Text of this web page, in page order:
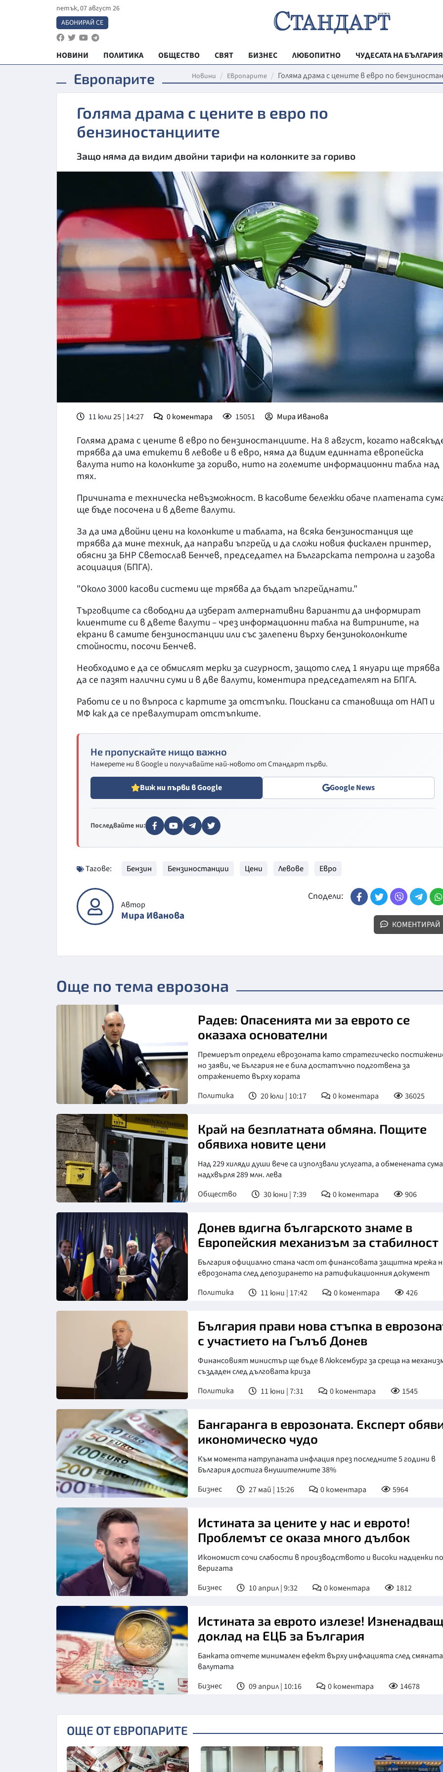
петък, 07 август 26
АБОНИРАЙ СЕ
НОВИНИ ПОЛИТИКА ОБЩЕСТВО СВЯТ БИЗНЕС ЛЮБОПИТНО
ЧУДЕСАТА НА БЪЛГАРИЯ
РЕГИОНАЛНИ
ВЕСТНИК
ТЕХНОЛОГИИ
ДА! НА
КУЛТУРА
ПРАВОСЪДИЕ
КРИМИ
ВОЙНАТА В
Европарите Новини Европарите Голяма драма с цените в евро по
Голяма драма с цените в евро по
бензиностанциите
Защо няма да видим двойни тарифи на колонките за гориво
11 юли 25 | 14:27 0коментара 15051 Мира Иванова
Голяма драма с цените в евро по бензиностанциите. На 8 август, когато
трябва да има етикети в левове и в евро, няма да видим единната европейска
валута нито на колонките за гориво, нито на големите информационни табла над
тях.
Причината е техническа невъзможност. В касовите бележки обаче платената
ще бъде посочена и в двете валути.
За да има двойни цени на колонките и таблата, на всяка бензиностанция ще
трябва да мине техник, да направи ъпгрейд и да сложи новия фискален принтер,
обясни за БНР Светослав Бенчев, председател на Българската петролна и газова
асоциация (БПГА).
"Около 3000 касови системи ще трябва да бъдат ъпгрейднати."
Търговците са свободни да изберат алтернативни варианти да информират
клиентите си в двете валути – чрез информационни табла на витрините, на
екрани в самите бензиностанции или със залепени върху бензиноколонките
стойности, посочи Бенчев.
Необходимо е да се обмислят мерки за сигурност, защото след 1 януари ще трябва
да се пазят налични суми и в две валути, коментира председателят на БПГА.
Работи се и по въпроса с картите за отстъпки. Поискани са становища от НАП и
МФ как да се превалутират отстъпките.
Не пропускайте нищо важно
Намерете ни в Google и получавайте най-новото от Стандарт първи.
Виж ни първи в Google Google News
Последвайте ни:
Тагове: Бензин Бензиностанции Цени Левове Евро
Автор
Мира Иванова
Сподели:
КОМЕНТИРАЙ
Още по тема еврозона
Снимка: БТА
Радев: Опасенията ми за еврото се
оказаха основателни
Премиерът определи еврозоната като стратегическо
но заяви, че България не е била достатъчно подготвена за
отражението върху хората
Политика
20 юли | 10:17 0коментара 36025
Край на безплатната обмяна. Пощите
обявиха новите цени
Над 229 хиляди души вече са използвали услугата, а обменената сума
надхвърля 289 млн. лева
Общество
30 юни | 7:39 0коментара 906
Донев вдигна българското знаме в
Европейския механизъм за стабилност
България официално стана част от финансовата защитна мрежа
еврозоната след депозирането на ратификационния документ
Политика
11 юни | 17:42 0коментара 426
България прави нова стъпка в
с участието на Гълъб Донев
Финансовият министър ще бъде в Люксембург за среща на
създаден след дълговата криза
Политика
11 юни | 7:31 0коментара 1545
Бангаранга в еврозоната. Експерт
икономическо чудо
Към момента натрупаната инфлация през последните 5 години в
България достига внушителните 38%
Бизнес
27 май | 15:26 0коментара 5964
Снимка: бТВ
Истината за цените у нас и еврото!
Проблемът се оказа много дълбок
Икономист сочи слабости в производството и високи надценки по
веригата
Бизнес
10 април | 9:32 0коментара 1812
Истината за еврото излезе!
доклад на ЕЦБ за България
Банката отчете минимален ефект върху инфлацията след
валутата
Бизнес
09 април | 10:16 0коментара 14678
ОЩЕ ОТ ЕВРОПАРИТЕ